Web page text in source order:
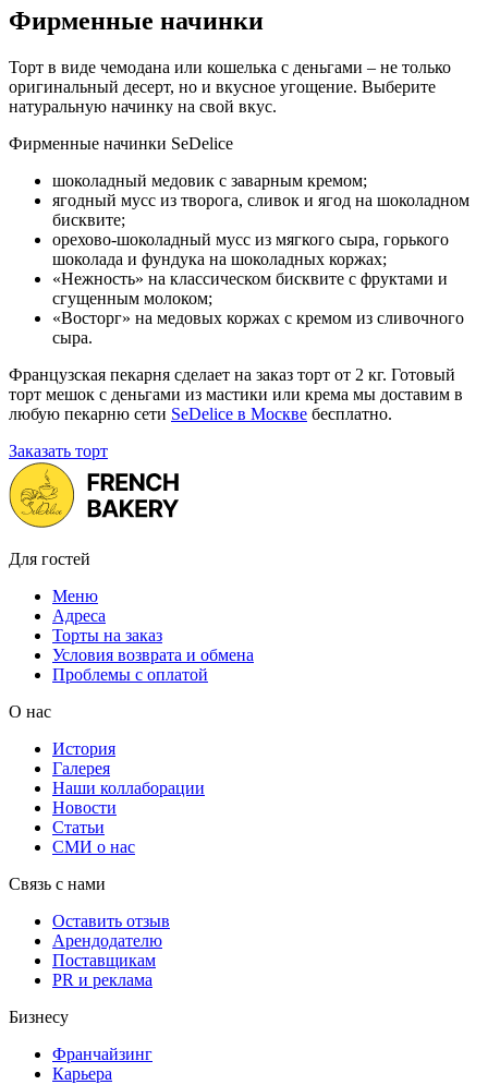
Фирменные начинки
Торт в виде чемодана или кошелька с деньгами – не только
оригинальный десерт, но и вкусное угощение. Выберите
натуральную начинку на свой вкус.
Фирменные начинки SeDelice
шоколадный медовик с заварным кремом;
ягодный мусс из творога, сливок и ягод на шоколадном
бисквите;
орехово-шоколадный мусс из мягкого сыра, горького
шоколада и фундука на шоколадных коржах;
«Нежность» на классическом бисквите с фруктами и
сгущенным молоком;
«Восторг» на медовых коржах с кремом из сливочного
сыра.
Французская пекарня сделает на заказ торт от 2 кг. Готовый
торт мешок с деньгами из мастики или крема мы доставим в
любую пекарню сети SeDelice в Москве бесплатно.
Заказать торт
Для гостей
Меню
Адреса
Торты на заказ
Условия возврата и обмена
Проблемы с оплатой
О нас
История
Галерея
Наши коллаборации
Новости
Статьи
СМИ о нас
Связь с нами
Оставить отзыв
Арендодателю
Поставщикам
PR и реклама
Бизнесу
Франчайзинг
Карьера